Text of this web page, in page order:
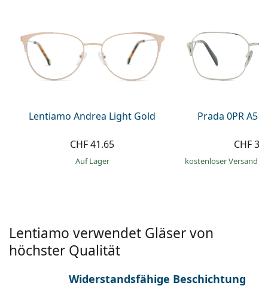
Prada
Alle Marken
Lentiamo Andrea Light Gold
CHF 41.65
auf Lager
Prada 0PR
CHF
kostenloser Versand
Lentiamo verwendet Gläser von
höchster Qualität
Widerstandsfähige Beschichtung